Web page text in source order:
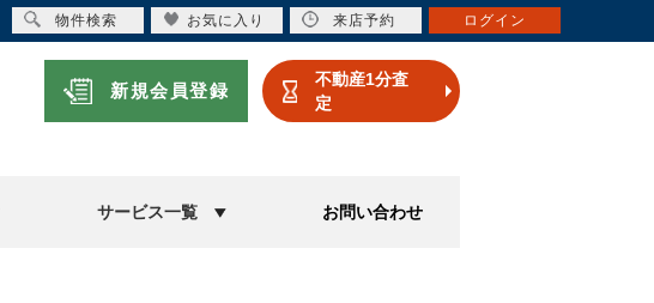
新規会員登録
不動産1分査
定
サービス一覧 お問い合わせ
物件検索 お気に入り 来店予約 ログイン